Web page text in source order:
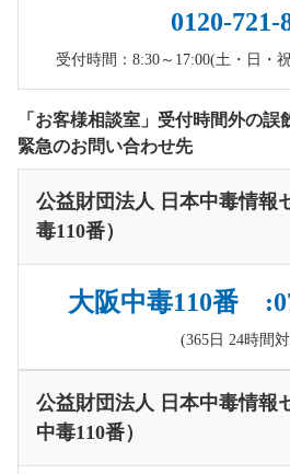
0120-721-
受付時間：8:30～17:00(土・日・
「お客様相談室」受付時間外の誤
緊急のお問い合わせ先
公益財団法人 日本中毒情報
毒110番）
大阪中毒110番
(365日 24時間
公益財団法人 日本中毒情報
中毒110番）